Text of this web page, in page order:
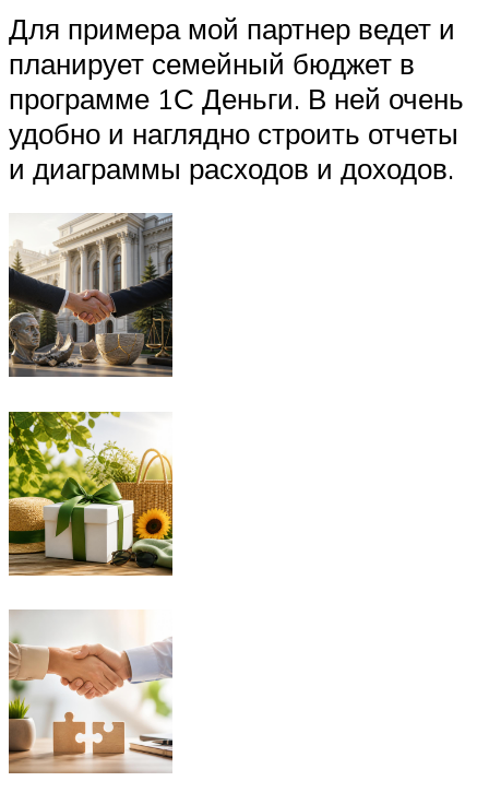
Для примера мой партнер ведет и
планирует семейный бюджет в
программе 1С Деньги. В ней очень
удобно и наглядно строить отчеты
и диаграммы расходов и доходов.